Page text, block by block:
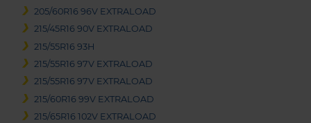
205/60R16 96V EXTRALOAD
215/45R16 90V EXTRALOAD
215/55R16 93H
215/55R16 97V EXTRALOAD
215/55R16 97V EXTRALOAD
215/60R16 99V EXTRALOAD
215/65R16 102V EXTRALOAD